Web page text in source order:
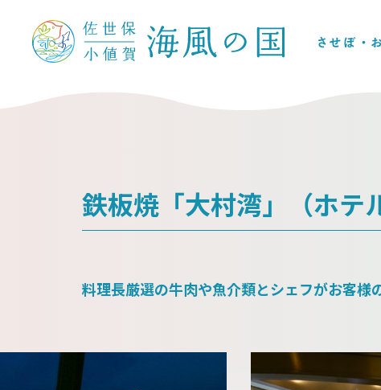
鉄板焼「大村湾」（ホテ
料理長厳選の牛肉や魚介類とシェフがお客様